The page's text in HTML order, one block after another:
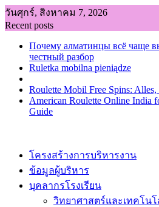
Skip
to
content
วันศุกร์, สิงหาคม 7, 2026
Recent posts
Почему алматинцы всё чаще
честный разбор
Ruletka mobilna pieniądze
Roulette Mobil Free Spins: Alles,
American Roulette Online India
Guide
โครงสร้างการบริหารงาน
ข้อมูลผู้บริหาร
บุคลากรโรงเรียน
วิทยาศาสตร์และเทคโนโ